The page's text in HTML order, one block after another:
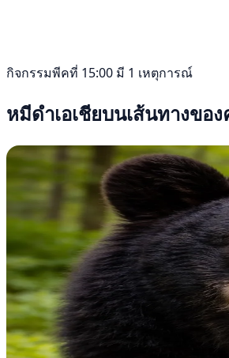
กิจกรรมพีคที่ 15:00 มี 1 เหตุการณ์
หมีดำเอเชียบนเส้นทางขอ